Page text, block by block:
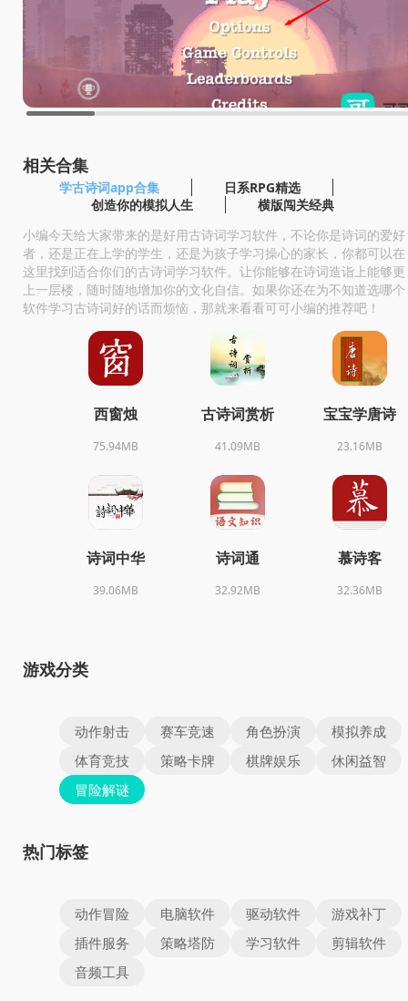
相关合集
学古诗词app合集
日系RPG精选
创造你的模拟人生
横版闯关经典
小编今天给大家带来的是好用古诗词学习软件，不论你是诗词的爱好
者，还是正在上学的学生，还是为孩子学习操心的家长，你都可以在
这里找到适合你们的古诗词学习软件。让你能够在诗词造诣上能够更
上一层楼，随时随地增加你的文化自信。如果你还在为不知道选哪个
软件学习古诗词好的话而烦恼，那就来看看可可小编的推荐吧！
西窗烛
75.94MB
古诗词赏析
41.09MB
宝宝学唐诗
23.16MB
诗词中华
39.06MB
诗词通
32.92MB
慕诗客
32.36MB
游戏分类
动作射击 赛车竞速 角色扮演
模拟养成
体育竞技
策略卡牌 棋牌娱乐
休闲益智
冒险解谜
热门标签
动作冒险 电脑软件 驱动软件
游戏补丁
插件服务
策略塔防 学习软件
剪辑软件
音频工具